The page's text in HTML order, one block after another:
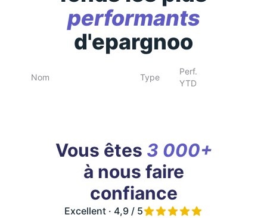
performants
d'epargnoo
Nom Type
Perf.
YTD
Vous êtes 3 000+
à nous faire
confiance
Excellent · 4,9 / 5